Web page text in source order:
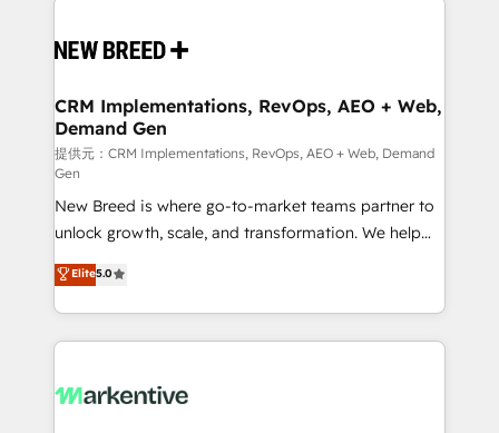
革を、構想から実装・定着までPMOとして主導。「設
の統合・浸透・変革管理を実行します。 ▸ CMS戦略設
計・構築：リード獲得・CVR・SEOを前提にした情報設
計・導線設計・テンプレート設計をContent Hubで一体
提供。 ▸ 既存CRM・MAからの移行支援：Salesforce・
Marketo・Pardot等からの移行、カスタム設計、履歴
データ移行と活用設計まで。 ▸ AEO対応：ChatGPT・
ンツとサイト構造を最適化。 🏆 なぜ100incを選ぶの
か？ ✓ HubSpot Eliteパートナー認定 ✓ HubSpotアワ
ード受賞・HUGリーダー ✓ ISO27001:2022 /
HubSpot大百科 出版 CRM・AI活用に関するご相談、現
and system integrations powered by Globalia’s
trainers to drive platform adoption. 📈 Revenue
Generation - Full-funnel marketing and high-
performance advertising via Point Success Media. -
Expert deployment of Breeze AI and custom agents
to automate growth. 🏆 Elite Excellence - 8 platform
accreditations and deep HIPAA-compliance
expertise. - A team of 250+ experts dedicated to
your resilient growth.
CRM Implementations, RevOps, AEO + Web,
Demand Gen
提供元：CRM Implementations, RevOps, AEO + Web, Demand
Gen
New Breed is where go-to-market teams partner to
unlock growth, scale, and transformation. We help
companies activate HubSpot’s AI-powered
customer platform and operationalize HubSpot’s
Loop Marketing framework through expert-led
services, smart agents, and purpose-built apps,
results, fast. ⚙️CRM & RevOps: Align all Hubs to your
Elite5.0